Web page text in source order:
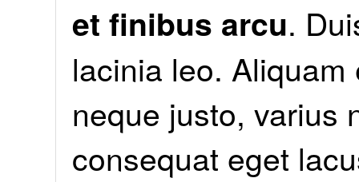
et finibus arcu.
lacinia leo.
neque justo, varius
consequat eget